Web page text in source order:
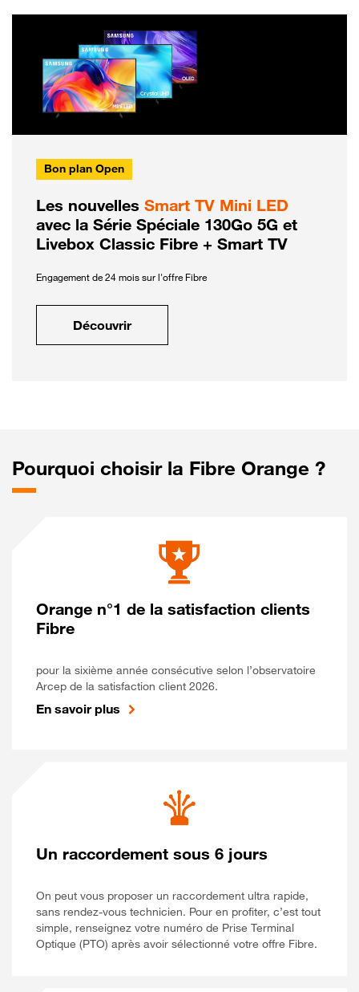
Bon plan Open
Les nouvelles Smart TV Mini LED
avec la Série Spéciale 130Go 5G et
Livebox Classic Fibre + Smart TV
Engagement de 24 mois sur l'offre Fibre
Découvrir
Pourquoi choisir la Fibre Orange ?
Orange n°1 de la satisfaction clients
Fibre
pour la sixième année consécutive selon l’observatoire
Arcep de la satisfaction client 2026.
En savoir plus
Un raccordement sous 6 jours
On peut vous proposer un raccordement ultra rapide,
sans rendez-vous technicien. Pour en profiter, c’est tout
simple, renseignez votre numéro de Prise Terminal
Optique (PTO) après avoir sélectionné votre offre Fibre.